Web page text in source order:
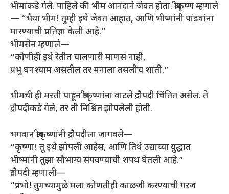
भीमांकडे गेले. पाहिले की भीम आनंदाने जेवत होता. श्रीकृष्ण म्हणाले
— “भैया भीम! तुम्ही इथे जेवत आहात, आणि भीष्मांनी पांडवांना
मारण्याची प्रतिज्ञा केली आहे.”
भीमसेन म्हणाले—
“कोणीही इथे रेतीत चालणारी माणसं नाही,
प्रभु घनश्याम असतील तर मनाला तसलीच शांती.”
भीमची ही मस्ती पाहून श्रीकृष्णांना वाटले द्रौपदी चिंतित असेल. ते
द्रौपदीकडे गेले, तर ती निश्चिंत झोपलेली होती.
भगवान श्रीकृष्णांनी द्रौपदीला जागवले—
“कृष्णा! तू इथे झोपली आहेस, आणि तिथे उद्याच्या युद्धात
भीष्मांनी तुझा सौभाग्य संपवण्याची शपथ घेतली आहे.”
द्रौपदी म्हणाली—
“प्रभो! तुमच्यामुळे मला कोणतीही काळजी करण्याची गरज